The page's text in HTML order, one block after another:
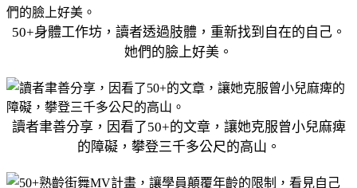
50+身體工作坊，讀者透過肢體，重新找到自在的自己。
她們的臉上好美。
讀者聿善分享，因看了50+的文章，讓她克服曾小兒麻痺
的障礙，攀登三千多公尺的高山。